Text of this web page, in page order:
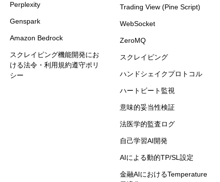
Perplexity
Genspark
Amazon Bedrock
スクレイピング機能開発にお
ける法令・利用規約遵守ポリ
シー
Trading View (Pine Script)
WebSocket
ZeroMQ
スクレイピング
ハンドシェイクプロトコル
ハートビート監視
意味的妥当性検証
法医学的監査ログ
自己学習AI開発
AIによる動的TP/SL設定
金融AIにおけるTemperature